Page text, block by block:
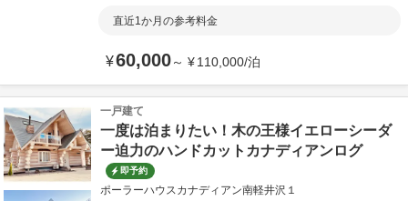
直近1か月の参考料金
¥60,000～ ¥110,000/泊
一戸建て
一度は泊まりたい！木の王様イエローシーダ
ー迫力のハンドカットカナディアンログ
即予約
ポーラーハウスカナディアン南軽井沢１